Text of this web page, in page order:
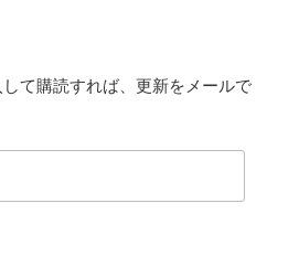
て購読すれば、更新をメールで